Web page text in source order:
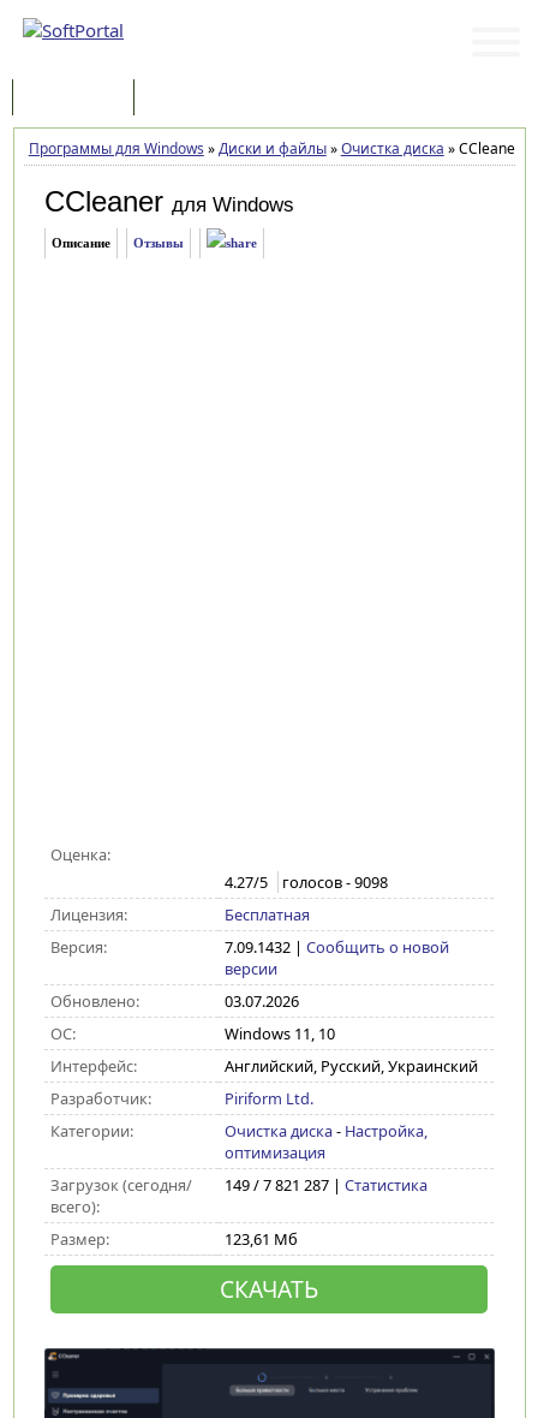
Программы для Windows »Диски и файлы»Очистка диска »CCleaner
CCleaner для Windows
Описание Отзывы
Оценка:
4.27/5 голосов -9098
Лицензия:
Бесплатная
Версия:
7.09.1432| Сообщить о новой
версии
Обновлено:
03.07.2026
ОС:
Windows 11, 10
Интерфейс:
Английский, Русский, Украинский
Разработчик:
Piriform Ltd.
Категории:
Очистка диска- Настройка,
оптимизация
Загрузок (сегодня/
всего):
149 / 7 821 287 | Статистика
Размер: 123,61 Мб
СКАЧАТЬ